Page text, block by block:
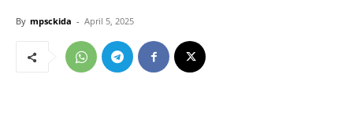
By mpsckida - April 5, 2025